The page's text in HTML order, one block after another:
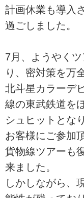
計画休業も導入
過ごしました。
7月、ようやく
り、密対策を万
北斗星カラーデ
線の東武鉄道を
シュヒットとな
お客様にご参加
貨物線ツアーも
来ました。
しかしながら、